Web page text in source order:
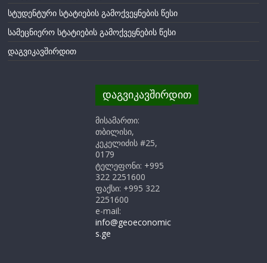
სტუდენტური სტატიების გამოქვეყნების წესი
სამეცნიერო სტატიების გამოქვეყნების წესი
დაგვიკავშირდით
დაგვიკავშირდით
მისამართი:
თბილისი,
კეკელიძის #25,
0179
ტელეფონი: +995
322 2251600
ფაქსი: +995 322
2251600
e-mail:
info@geoeconomic
s.ge